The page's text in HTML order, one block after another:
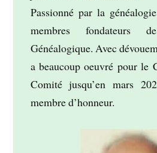
Passionné par la
membres fondateurs
Généalogique. Avec
a beaucoup oeuvré pour le
Comité jusqu’en mars
membre d’honneur.